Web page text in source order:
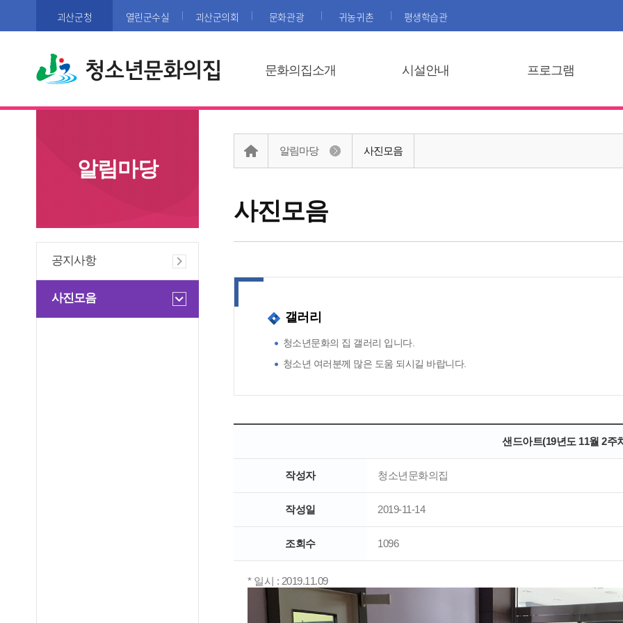
괴산군청 열린군수실 괴산군의회 문화관광 귀농귀촌 평생학습관
청소년문화의집 문화의집소개 시설안내 프로그램
알림마당
공지사항
사진모음
사진모음
알림마당 사진모음
갤러리
청소년문화의 집 갤러리 입니다.
청소년 여러분께 많은 도움 되시길 바랍니다.
샌드아트(19년도 11월 2주
작성자 청소년문화의집
작성일 2019-11-14
조회수 1096
* 일시 : 2019.11.09